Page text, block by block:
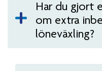
Har du gjort
om extra
löneväxling?